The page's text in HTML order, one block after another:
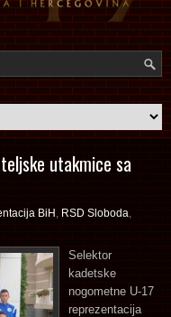
utakmice sa
BiH RSD Sloboda
Selektor
kadetske
nogometne U-17
reprezentacija